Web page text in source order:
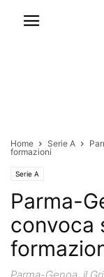
Home Serie A
formazioni
Serie A
Parma-
convoca